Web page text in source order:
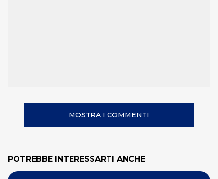
MOSTRA I COMMENTI
POTREBBE INTERESSARTI ANCHE